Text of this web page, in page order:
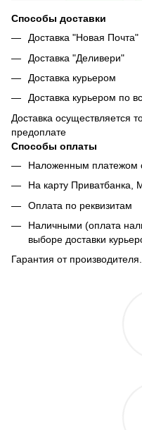
Способы доставки
Доставка "Новая Почта"
Доставка "Деливери"
Доставка курьером
Доставка курьером по
Доставка осуществляется
предоплате
Способы оплаты
Наложенным платежом
На карту Приватбанка,
Оплата по реквизитам
Наличными (оплата
выборе доставки
Гарантия от производителя.